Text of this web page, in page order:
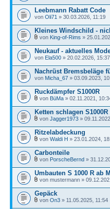
Leebmann Rabatt Code
von Oli71 » 30.03.2026, 11:19
Kleines Windschild -
von King-of-Rims »
Neukauf - aktuelles
von Ela500 » 20.02.2026, 15:37
Nachrüst Bremsbeläge
von Micha_67 » 03.09.2023,
Ruckdämpfer S1000R
von BüMa » 02.11.2021,
Ketten schlagen S1000R
von Jagger1973 »
Ritzelabdeckung
von Waldi H » 23.01.2024,
Carbonteile
von PorscheBernd »
Umbauten S 1000 R ab
von mustermann »
Gepäck
von On3 » 11.05.2025, 11:54